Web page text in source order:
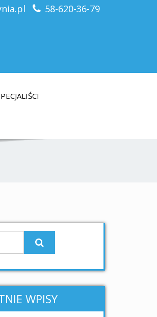
58-620-36-79
WPISY